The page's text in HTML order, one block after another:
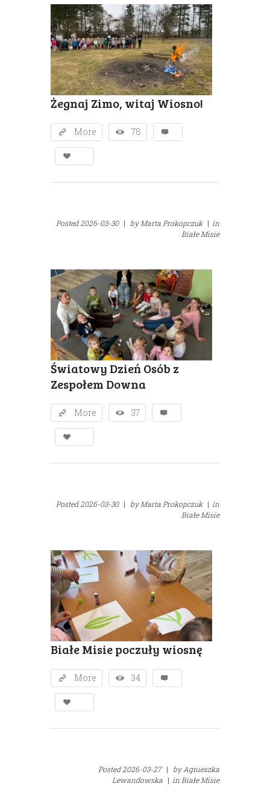
Żegnaj Zimo, witaj Wiosno!
More 78
Posted2026-03-30 | byMarta Prokopczuk | in
Białe Misie
Światowy Dzień Osób z
Zespołem Downa
More 37
Posted2026-03-30 | byMarta Prokopczuk | in
Białe Misie
Białe Misie poczuły wiosnę
More 34
Posted2026-03-27 | byAgnieszka
Lewandowska | in Białe Misie